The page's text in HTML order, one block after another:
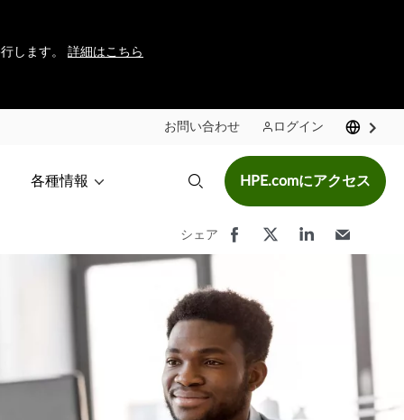
します。 詳細はこちら
お問い合わせ ログイン
各種情報 HPE.comにアクセス
シェア